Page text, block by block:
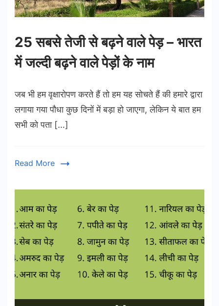
25 सबसे तेजी से बढ़ने वाले पेड़ – भारत
में जल्दी बढ़ने वाले पेड़ों के नाम
जब भी हम वृक्षारोपण करते हैं तो हम यह सोचते हैं की हमारे द्वारा
लगाया गया पौधा कुछ दिनों में बड़ा हो जाएगा, लेकिन ये बात हम
सभी को पता […]
Read More